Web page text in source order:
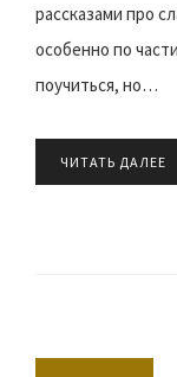
рассказами про
особенно по
поучиться, но…
ЧИТАТЬ ДАЛЕЕ